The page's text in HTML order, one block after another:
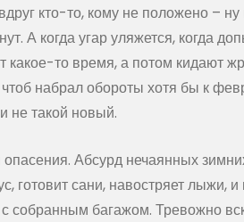
кто-то, кому не положено –
А когда угар уляжется, когда
какое-то время, а потом кидают
набрал обороты хотя бы к
не такой новый.
Абсурд нечаянных
готовит сани, навостряет лыжи,
собранным багажом. Тревожно